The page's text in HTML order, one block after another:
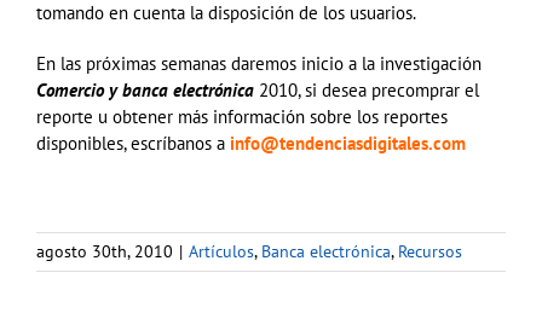
tomando en cuenta la disposición de los usuarios.
En las próximas semanas daremos inicio a la investigación
Comercio y banca electrónica 2010, si desea precomprar el
reporte u obtener más información sobre los reportes
disponibles, escríbanos a info@tendenciasdigitales.com
agosto 30th, 2010 | Artículos, Banca electrónica, Recursos